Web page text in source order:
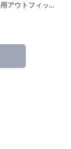
アウトフィット
勇者風 一部